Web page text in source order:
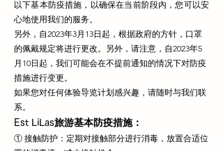
以下基本防疫措施，以确保在当前阶段内，您可以安
心地使用我们的服务。
另外，自2023年3月13日起，根据政府的方针，口罩
的佩戴规定将进行更改。另外，请注意，自2023年5
月10日起，我们可能会在不提前通知的情况下对防疫
措施进行变更。
如果您对任何体验导览计划感兴趣，请随时与我们联
系。
Est LiLas旅游基本防疫措施：
① 接触防护：定期对接触部分进行消毒，放置合适位